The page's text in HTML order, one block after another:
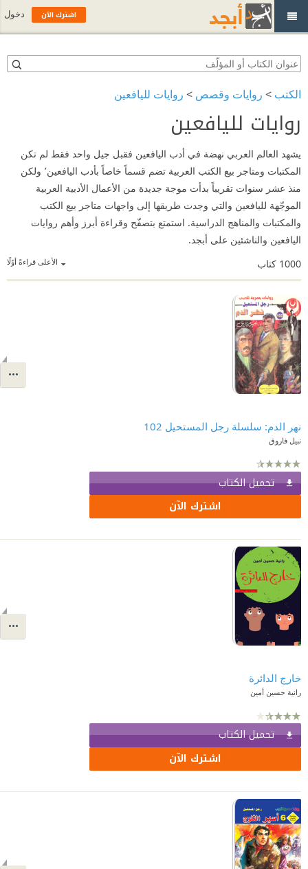
الكتب > روايات وقصص > روايات لليافعين
روايات لليافعين
يشهد العالم العربي نهضة في أدب اليافعين فقبل جيل واحد فقط لم تكن
المكتبات ومتاجر بيع الكتب العربية تضم قسماً خاصاً بأدب اليافعين٬ ولكن
منذ عشر سنوات تقريباً بدأت موجة جديدة من الأعمال الأدبية العربية
الموجّهة لليافعين والتي وجدت طريقها إلى واجهات متاجر بيع الكتب
والمكتبات والمناهج الدراسية. استمتع بتصفّح وقراءة أبرز وأهم روايات
اليافعين والناشئين على أبجد.
الأعلى قراءةً أوّلًا 1000 كتاب
نهر الدم: سلسلة رجل المستحيل 102
نبيل فاروق
تحميل الكتاب
اشترك الآن
خارج الدائرة
رانية حسين أمين
تحميل الكتاب
اشترك الآن
اشترك الآن دخول